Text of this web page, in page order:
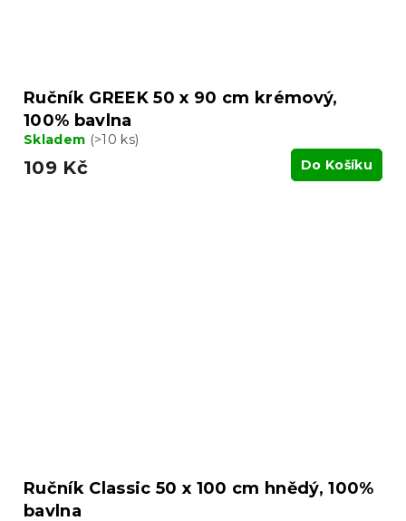
Ručník GREEK 50 x 90 cm krémový,
100% bavlna
Skladem (>10 ks)
109 Kč Do Košíku
Ručník Classic 50 x 100 cm hnědý, 100%
bavlna